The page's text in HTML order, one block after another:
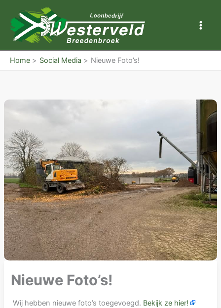
naar
inhoud
Home Social Media Nieuwe Foto’s!
Nieuwe Foto’s!
Wij hebben nieuwe foto’s toegevoegd. Bekijk ze hier!